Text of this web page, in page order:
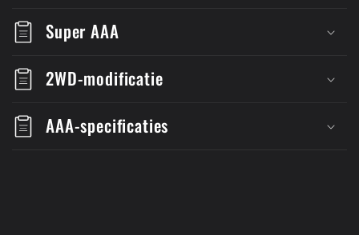
Super AAA
2WD-modificatie
AAA-specificaties